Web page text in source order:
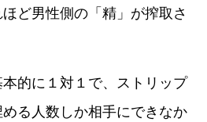
ど男性側の「精」が搾取さ
的に１対１で、ストリップ
る人数しか相手にできなか